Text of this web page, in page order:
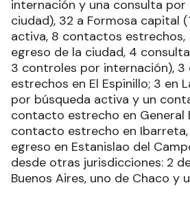
internación y una consulta por
ciudad), 32 a Formosa capital
activa, 8 contactos
egreso de la ciudad, 4
3 controles por internación),
estrechos en El Espinillo; 3 en
por búsqueda activa y un
contacto estrecho en General
contacto estrecho en
egreso en Estanislao del
desde otras jurisdicciones: 2
Buenos Aires, uno de Chaco y